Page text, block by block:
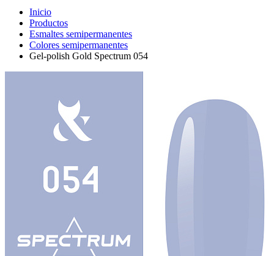
Inicio
Productos
Esmaltes semipermanentes
Colores semipermanentes
Gel-polish Gold Spectrum 054